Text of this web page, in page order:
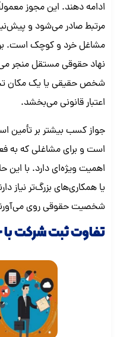
ادامه دهند. این مجوز
مرتبط صادر می‌شود و
مشاغل خرد و کوچک است.
نهاد حقوقی مستقل منجر
شخص حقیقی یا یک مکان
اعتبار قانونی می‌بخشد.
جواز کسب بیشتر بر تأمین
است و برای مشاغلی که به
اهمیت ویژه‌ای دارد. با این
یا همکاری‌های بزرگ‌تر نیاز
شخصیت حقوقی روی
تفاوت ثبت شرکت